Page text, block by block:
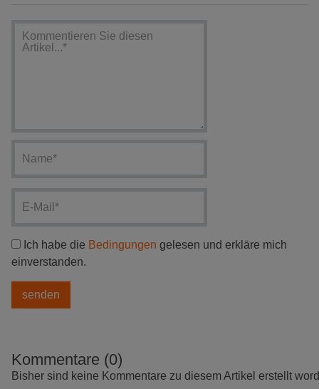
Ich habe die Bedingungen gelesen und erkläre mich
einverstanden.
Kommentare (0)
Bisher sind keine Kommentare zu diesem Artikel erstellt